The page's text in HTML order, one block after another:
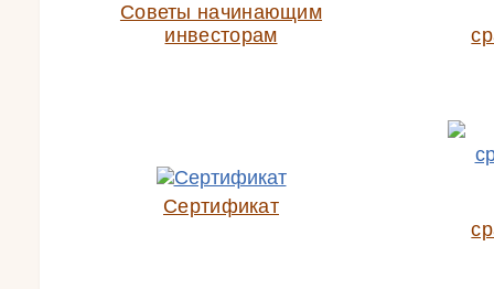
Советы начинающим
инвесторам
Сертификат